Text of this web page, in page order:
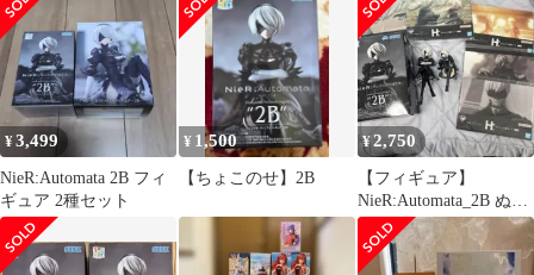
のせ フィギュア
¥3,499
NieR:Automata 2B フィ
ギュア 2種セット
¥ 1,500
【ちょこのせ】2B
¥2,750
【フィギュア】
NieR:Automata_2B ぬー
どるストッパー ちょこ
のせ